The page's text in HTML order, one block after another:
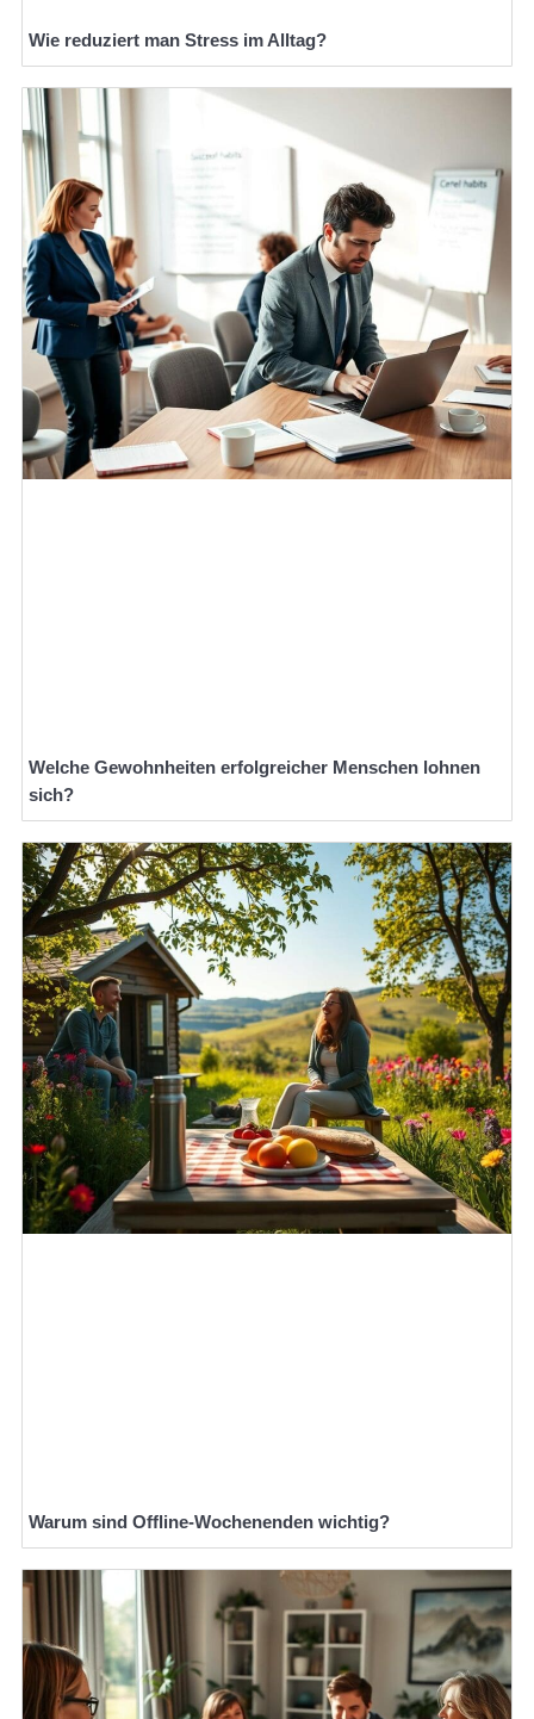
Wie reduziert man Stress im Alltag?
Welche Gewohnheiten erfolgreicher Menschen lohnen
sich?
Warum sind Offline-Wochenenden wichtig?